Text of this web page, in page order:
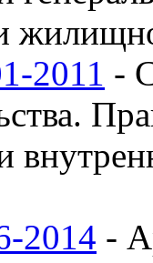
2011 -
2014 -